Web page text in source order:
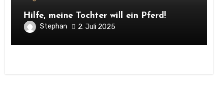
Hilfe, meine Tochter will ein Pferd!
Stephan 2. Juli 2025